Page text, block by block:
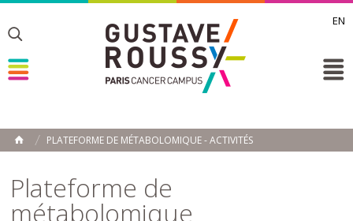
EN
Toggle
Toggle
ACCUEIL
PLATEFORME DE MÉTABOLOMIQUE - ACTIVITÉS
Plateforme de
métabolomique